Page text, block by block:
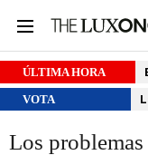
ÚLTIMA HORA
VOTA
Los problemas